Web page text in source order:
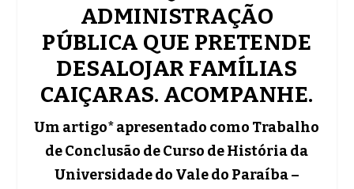
ADMINISTRAÇÃO
PÚBLICA QUE PRETENDE
DESALOJAR FAMÍLIAS
CAIÇARAS. ACOMPANHE.
Um artigo* apresentado como Trabalho
de Conclusão de Curso de História da
Universidade do Vale do Paraíba –